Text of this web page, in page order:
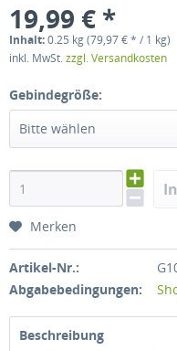
19,99 € *
Inhalt:0.25 kg (79,97 € * / 1 kg)
inkl. MwSt.zzgl. Versandkosten
Gebindegröße:
Bitte wählen
Merken
Artikel-Nr.:
Abgabebedingungen:
Beschreibung